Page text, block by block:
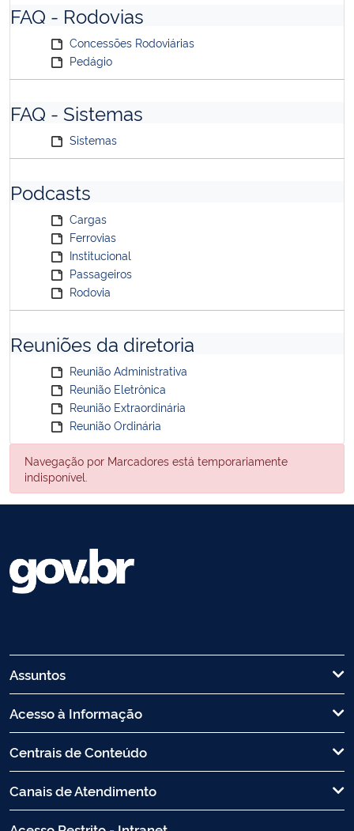
FAQ - Rodovias
Concessões Rodoviárias
Pedágio
FAQ - Sistemas
Sistemas
Podcasts
Cargas
Ferrovias
Institucional
Passageiros
Rodovia
Reuniões da diretoria
Reunião Administrativa
Reunião Eletrônica
Reunião Extraordinária
Reunião Ordinária
Navegação por Marcadores está temporariamente
indisponível.
Assuntos
Acesso à Informação
Centrais de Conteúdo
Canais de Atendimento